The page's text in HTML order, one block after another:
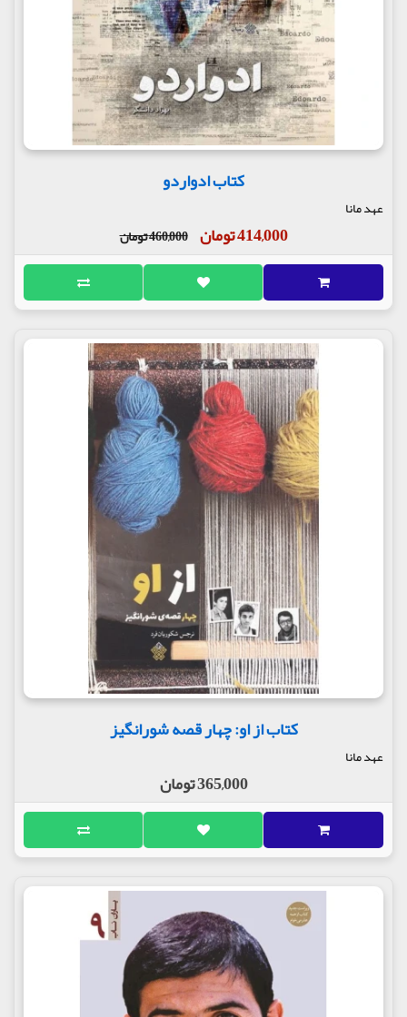
کتاب ادواردو
عهد مانا
414,000 تومان 460,000 تومان
کتاب از او: چهار قصه شورانگیز
عهد مانا
365,000 تومان